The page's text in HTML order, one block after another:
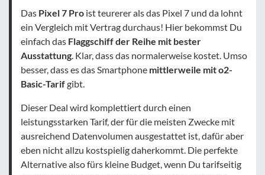
Das Pixel 7 Pro ist teurerer als das Pixel 7 und da lohnt
ein Vergleich mit Vertrag durchaus! Hier bekommst Du
einfach das Flaggschiff der Reihe mit bester
Ausstattung. Klar, dass das normalerweise kostet. Umso
besser, dass es das Smartphone mittlerweile mit o2-
Basic-Tarifgibt.
Dieser Deal wird komplettiert durch einen
leistungsstarken Tarif, der für die meisten Zwecke mit
ausreichend Datenvolumen ausgestattet ist, dafür aber
eben nicht allzu kostspielig daherkommt. Die perfekte
Alternative also fürs kleine Budget, wenn Du tarifseitig